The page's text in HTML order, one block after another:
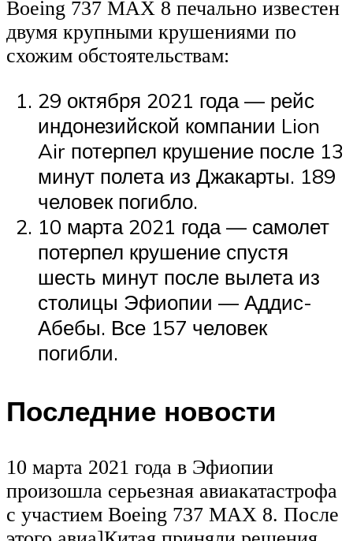
Boeing 737 MAX 8 печально известен
двумя крупными крушениями по
схожим обстоятельствам:
29 октября 2021 года — рейс
индонезийской компании Lion
Air потерпел крушение после 13
минут полета из Джакарты. 189
человек погибло.
10 марта 2021 года — самолет
потерпел крушение спустя
шесть минут после вылета из
столицы Эфиопии — Аддис-
Абебы. Все 157 человек
погибли.
Последние новости
10 марта 2021 года в Эфиопии
произошла серьезная авиакатастрофа
с участием Boeing 737 MAX 8. После